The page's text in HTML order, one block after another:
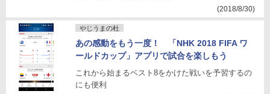
(2018/8/30)
やじうまの杜
あの感動をもう一度！ 「NHK 2018 FIFA ワ
ールドカップ」アプリで試合を楽しもう
これから始まるベスト8をかけた戦いを予習するの
にも便利